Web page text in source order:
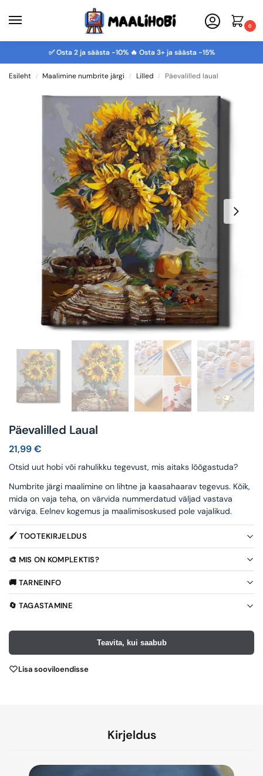
0
✅ Osta 2 ja säästa -10% 🔥 Osta 3+ ja säästa -15%
Esileht / Maalimine numbrite järgi / Lilled / Päevalilled laual
Päevalilled Laual
21,99€
Otsid uut hobi või rahulikku tegevust, mis aitaks lõõgastuda?
Numbrite järgi maalimine on lihtne ja kaasahaarav tegevus. Kõik,
mida on vaja teha, on värvida nummerdatud väljad vastava
värviga. Eelnev kogemus ja maalimisoskused pole vajalikud.
🖌️ TOOTEKIRJELDUS
🎨 MIS ON KOMPLEKTIS?
🚚 TARNEINFO
🔄 TAGASTAMINE
Teavita, kui saabub
Lisa sooviloendisse
Kirjeldus